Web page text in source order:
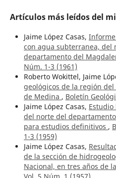
Artículos más leídos del
Jaime López Casas,
con agua subterranea, del
departamento del
Núm. 1-3 (1961)
Roberto Wokittel, Jaime
geológicos de la región del
de Medina , Boletín
Jaime López Casas,
del norte del
para estudios definitivos ,
1-3 (1959)
Jaime López Casas,
de la sección de
Nacional, en tres años de